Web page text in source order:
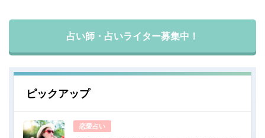
占い師・占いライター募集中！
ピックアップ
恋愛占い